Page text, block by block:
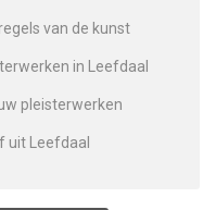
van de kunst
in Leefdaal
pleisterwerken
uit Leefdaal